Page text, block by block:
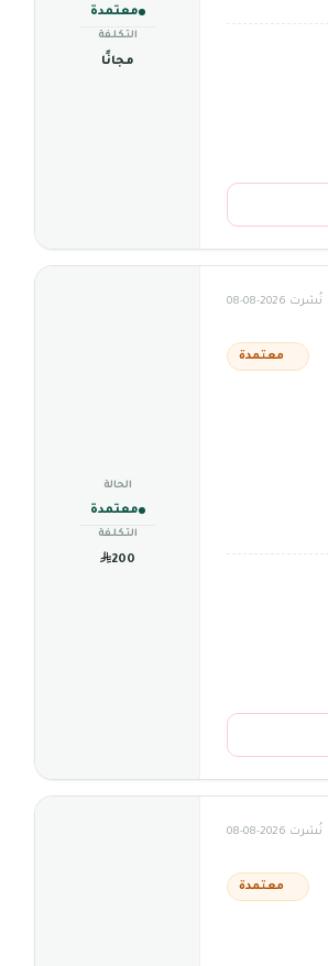
معتمدة
التكلفة
مجانًا
نُشرت 2026-08-08
معتمدة
الحالة
معتمدة
التكلفة
200
نُشرت 2026-08-08
معتمدة